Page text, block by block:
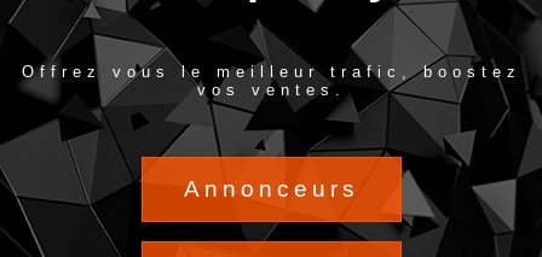
Offrez vous le meilleur trafic, boostez
vos ventes.
Annonceurs